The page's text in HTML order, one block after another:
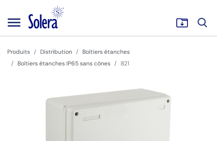
Produits Distribution
Boîtiers étanches
Boîtiers étanches IP65 sans cônes
821